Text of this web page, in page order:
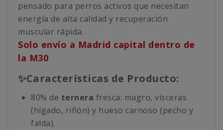
pensado para perros activos que necesitan
energía de alta calidad y recuperación
muscular rápida.
Solo envío a Madrid capital dentro de
la M30
✨Características de Producto:
80% de ternera fresca: magro, vísceras
(hígado, riñón) y hueso carnoso (pecho y
falda).